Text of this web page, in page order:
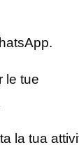
molti altri
te
è
ha
cos’è